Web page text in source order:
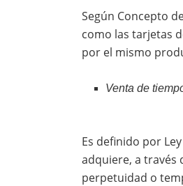
Según Concepto
como las tarjetas
por el mismo
Venta de
Es definido por
adquiere, a través
perpetuidad o